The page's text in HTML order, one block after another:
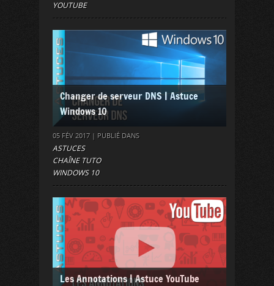
YOUTUBE
Changer de serveur DNS | Astuce
Windows 10
05 FÉV 2017 | PUBLIÉ DANS
ASTUCES
CHAÎNE TUTO
WINDOWS 10
Les Annotations | Astuce YouTube